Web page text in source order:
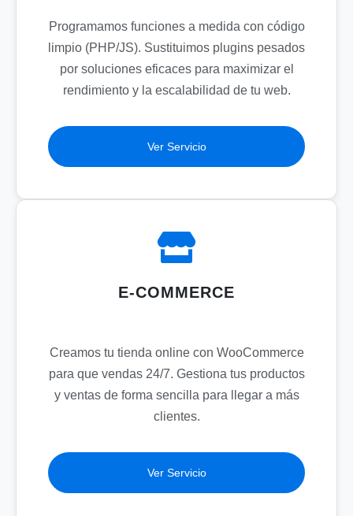
Programamos funciones a medida con código
limpio (PHP/JS). Sustituimos plugins pesados
por soluciones eficaces para maximizar el
rendimiento y la escalabilidad de tu web.
Ver Servicio
E-COMMERCE
Creamos tu tienda online con WooCommerce
para que vendas 24/7. Gestiona tus productos
y ventas de forma sencilla para llegar a más
clientes.
Ver Servicio